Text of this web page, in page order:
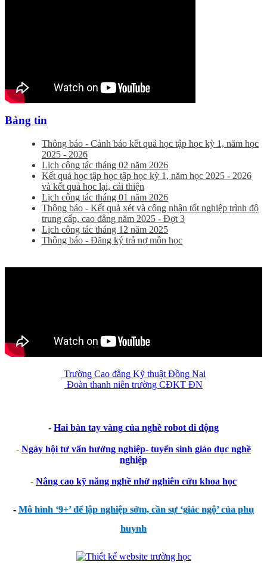
Bảng tin
Thông báo - Cảnh báo kết quả học tập học kỳ 1, năm học
2025 - 2026
Lịch công tác tháng 02 năm 2026
Kết quả học tập học tập học kỳ 1, năm học 2025 - 2026
và kết quả học lại, cải thiện
Lịch công tác tháng 01 năm 2026
Thông báo - Kết quả xét và công nhận tốt nghiệp trình độ
trung cấp, cao đẳng năm 2025 - Đợt 3
Lịch công tác tháng 12 năm 2025
Thông báo - Đăng ký trả nợ môn học
Trường Cao đẳng Kỹ thuật Đồng Nai
Đoàn thanh niên trường CĐKT ĐN
- Hai bàn tay vàng của nghề robot di động
- Ngày hội tư vấn hướng nghiệp- tuyển sinh giáo dục nghề
nghiệp
- Nâng cao kỹ năng nghề nhờ nghiên cứu khoa học
-Mô hình ‘9+’ để lập nghiệp sớm, cần sự ‘giác ngộ’ của phụ
huynh